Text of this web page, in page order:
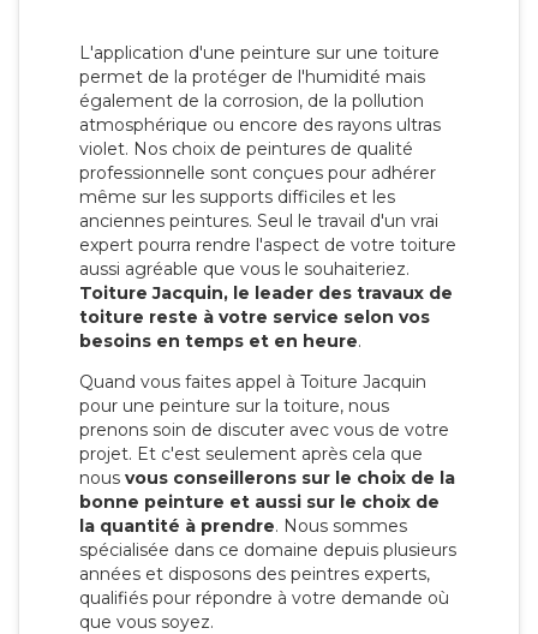
L'application d'une peinture sur une toiture
permet de la protéger de l'humidité mais
également de la corrosion, de la pollution
atmosphérique ou encore des rayons ultras
violet. Nos choix de peintures de qualité
professionnelle sont conçues pour adhérer
même sur les supports difficiles et les
anciennes peintures. Seul le travail d'un vrai
expert pourra rendre l'aspect de votre toiture
aussi agréable que vous le souhaiteriez.
Toiture Jacquin, le leader des travaux de
toiture reste à votre service selon vos
besoins en temps et en heure.
Quand vous faites appel à Toiture Jacquin
pour une peinture sur la toiture, nous
prenons soin de discuter avec vous de votre
projet. Et c'est seulement après cela que
nous vous conseillerons sur le choix de la
bonne peinture et aussi sur le choix de
la quantité à prendre. Nous sommes
spécialisée dans ce domaine depuis plusieurs
années et disposons des peintres experts,
qualifiés pour répondre à votre demande où
que vous soyez.